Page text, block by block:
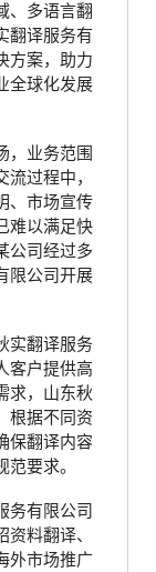
、多语言翻
翻译服务有
方案，助力
全球化发展
，业务范围
过程中，
、市场宣传
难以满足快
公司经过多
限公司开展
实翻译服务
客户提供高
求，山东秋
根据不同资
保翻译内容
要求。
务有限公司
料翻译、
外市场推广